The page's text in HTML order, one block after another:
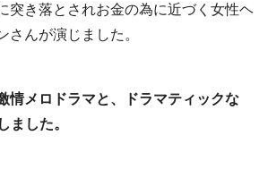
突き落とされお金の為に近づく女性ヘ
さんが演じました。
情メロドラマと、ドラマティックな
ました。